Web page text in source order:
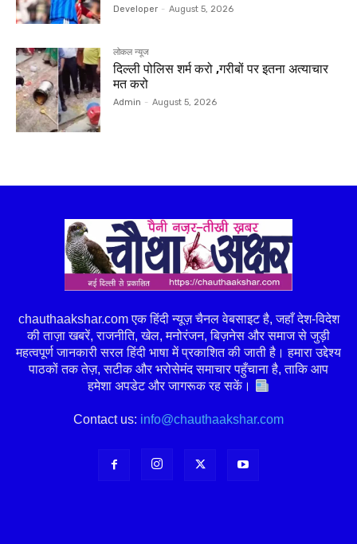
Developer - August 5, 2026
लोकल न्यूज
दिल्ली पोलिस शर्म करो ,गरीबों पर इतना अत्याचार
मत करो
Admin - August 5, 2026
chauthaakshar.com एक हिंदी न्यूज़ चैनल वेबसाइट है, जहाँ देश-विदेश
की ताज़ा खबरें, राजनीति, खेल, मनोरंजन, बिज़नेस और समाज से जुड़ी
महत्वपूर्ण जानकारी सरल हिंदी भाषा में प्रकाशित की जाती है। हमारा उद्देश्य
पाठकों तक तेज़, सटीक और भरोसेमंद समाचार पहुँचाना है, ताकि आप
हमेशा अपडेट और जागरूक रह सकें।
Contact us: info@chauthaakshar.com